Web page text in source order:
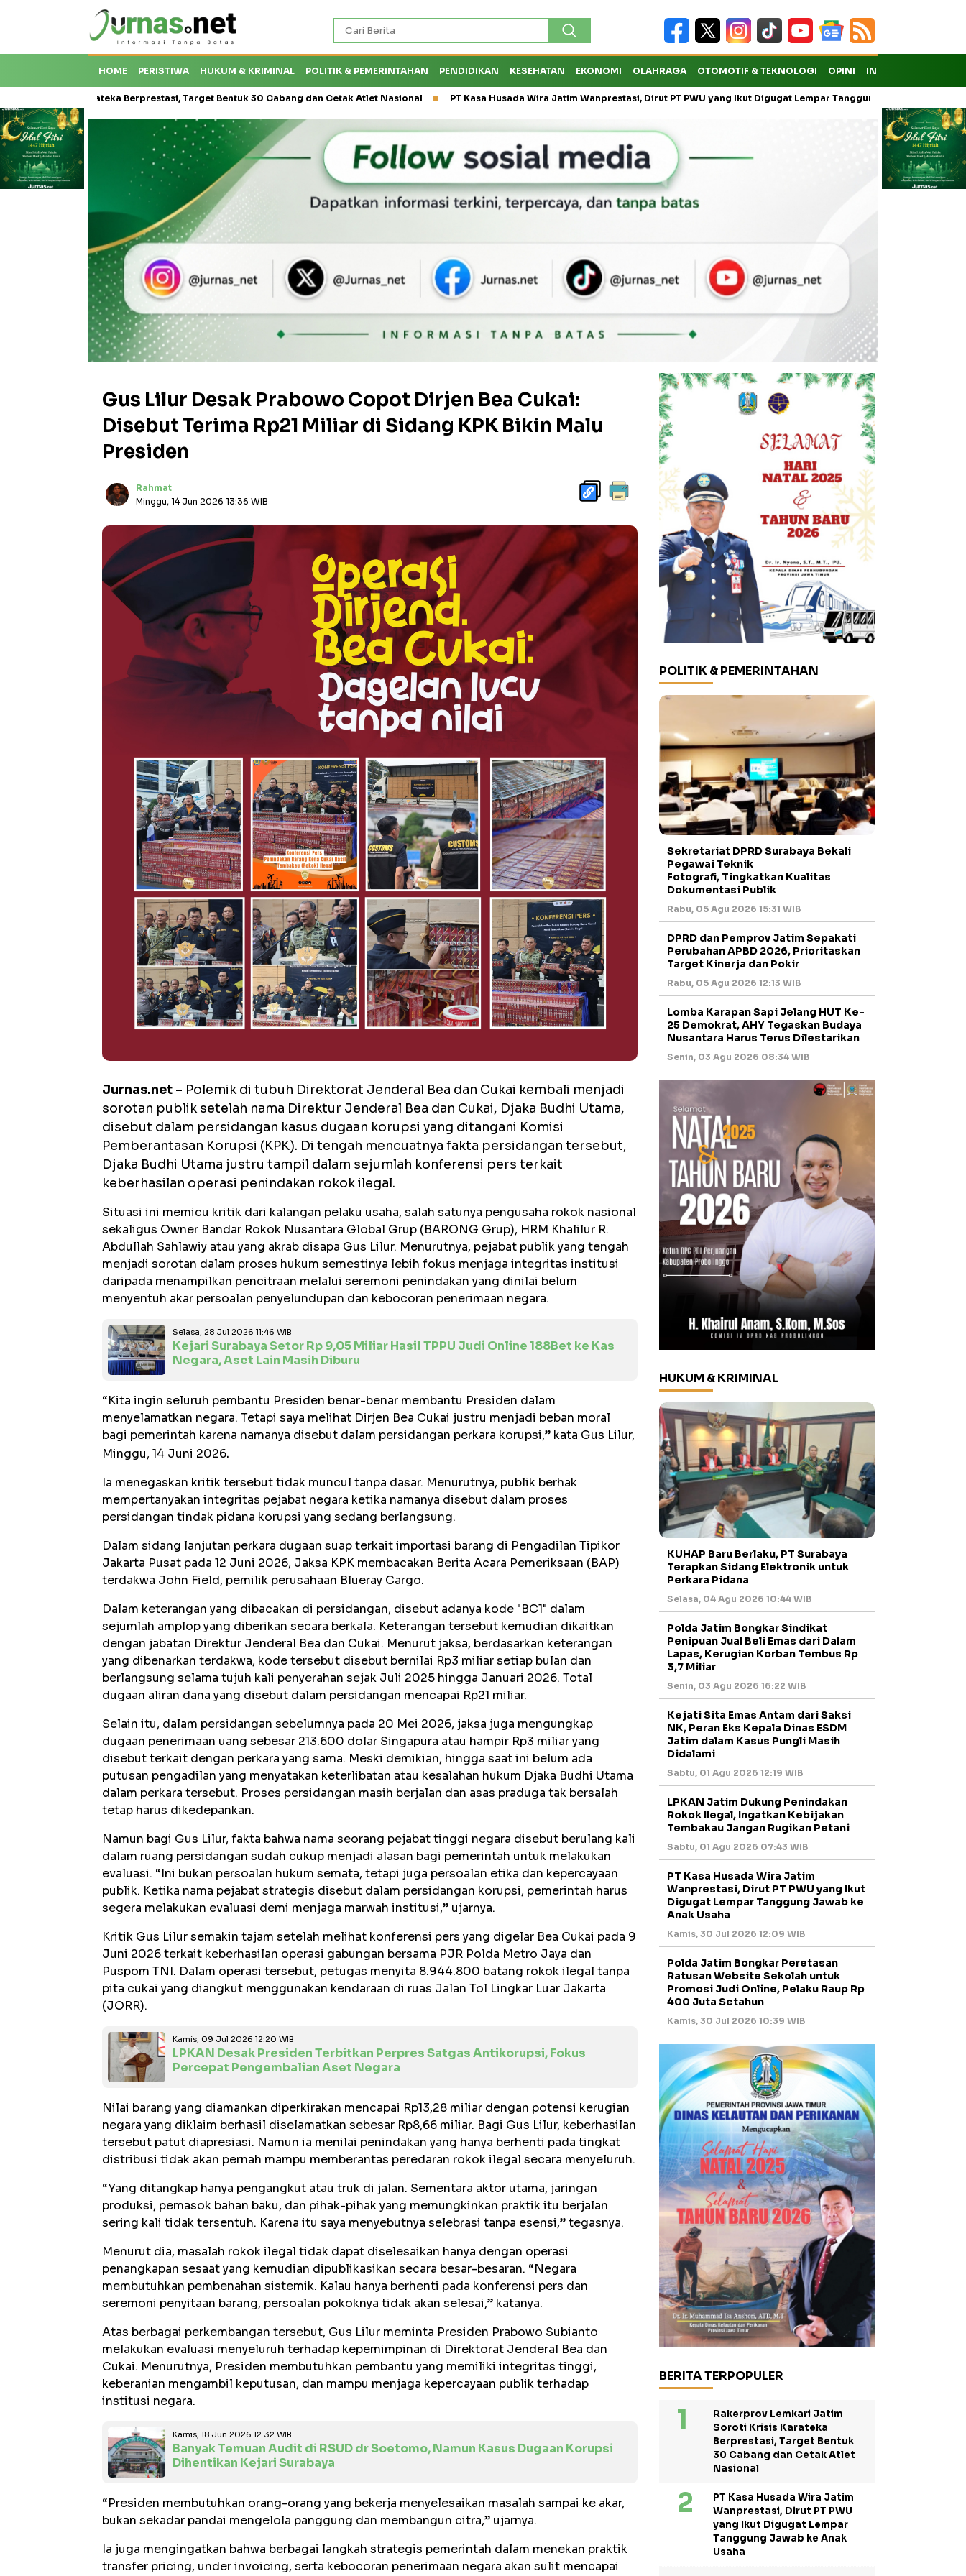
HOME PERISTIWA HUKUM & KRIMINAL POLITIK & PEMERINTAHAN PENDIDIKAN KESEHATAN EKONOMI OLAHRAGA OTOMOTIF & TEKNOLOGI OPINI INDEKS
Karateka Berprestasi, Target Bentuk 30 Cabang dan Cetak Atlet Nasional PT Kasa Husada Wira Jatim Wanprestasi, Dirut PT PWU yang Ikut Digugat Lempar Tanggung Jawab ke Anak Usaha
Gus Lilur Desak Prabowo Copot Dirjen Bea Cukai:
Disebut Terima Rp21 Miliar di Sidang KPK Bikin Malu
Presiden
Rahmat
Minggu, 14 Jun 2026 13:36 WIB
Jurnas.net – Polemik di tubuh Direktorat Jenderal Bea dan Cukai kembali menjadi
sorotan publik setelah nama Direktur Jenderal Bea dan Cukai, Djaka Budhi Utama,
disebut dalam persidangan kasus dugaan korupsi yang ditangani Komisi
Pemberantasan Korupsi (KPK). Di tengah mencuatnya fakta persidangan tersebut,
Djaka Budhi Utama justru tampil dalam sejumlah konferensi pers terkait
keberhasilan operasi penindakan rokok ilegal.
Situasi ini memicu kritik dari kalangan pelaku usaha, salah satunya pengusaha rokok nasional
sekaligus Owner Bandar Rokok Nusantara Global Grup (BARONG Grup), HRM Khalilur R.
Abdullah Sahlawiy atau yang akrab disapa Gus Lilur. Menurutnya, pejabat publik yang tengah
menjadi sorotan dalam proses hukum semestinya lebih fokus menjaga integritas institusi
daripada menampilkan pencitraan melalui seremoni penindakan yang dinilai belum
menyentuh akar persoalan penyelundupan dan kebocoran penerimaan negara.
Selasa, 28 Jul 2026 11:46 WIB
Kejari Surabaya Setor Rp 9,05 Miliar Hasil TPPU Judi Online 188Bet ke Kas
Negara, Aset Lain Masih Diburu
“Kita ingin seluruh pembantu Presiden benar-benar membantu Presiden dalam
menyelamatkan negara. Tetapi saya melihat Dirjen Bea Cukai justru menjadi beban moral
bagi pemerintah karena namanya disebut dalam persidangan perkara korupsi,” kata Gus Lilur,
Minggu, 14 Juni 2026.
Ia menegaskan kritik tersebut tidak muncul tanpa dasar. Menurutnya, publik berhak
mempertanyakan integritas pejabat negara ketika namanya disebut dalam proses
persidangan tindak pidana korupsi yang sedang berlangsung.
Dalam sidang lanjutan perkara dugaan suap terkait importasi barang di Pengadilan Tipikor
Jakarta Pusat pada 12 Juni 2026, Jaksa KPK membacakan Berita Acara Pemeriksaan (BAP)
terdakwa John Field, pemilik perusahaan Blueray Cargo.
Dalam keterangan yang dibacakan di persidangan, disebut adanya kode "BC1" dalam
sejumlah amplop yang diberikan secara berkala. Keterangan tersebut kemudian dikaitkan
dengan jabatan Direktur Jenderal Bea dan Cukai. Menurut jaksa, berdasarkan keterangan
yang dibenarkan terdakwa, kode tersebut disebut bernilai Rp3 miliar setiap bulan dan
berlangsung selama tujuh kali penyerahan sejak Juli 2025 hingga Januari 2026. Total
dugaan aliran dana yang disebut dalam persidangan mencapai Rp21 miliar.
Selain itu, dalam persidangan sebelumnya pada 20 Mei 2026, jaksa juga mengungkap
dugaan penerimaan uang sebesar 213.600 dolar Singapura atau hampir Rp3 miliar yang
disebut terkait dengan perkara yang sama. Meski demikian, hingga saat ini belum ada
putusan pengadilan yang menyatakan keterlibatan atau kesalahan hukum Djaka Budhi Utama
dalam perkara tersebut. Proses persidangan masih berjalan dan asas praduga tak bersalah
tetap harus dikedepankan.
Namun bagi Gus Lilur, fakta bahwa nama seorang pejabat tinggi negara disebut berulang kali
dalam ruang persidangan sudah cukup menjadi alasan bagi pemerintah untuk melakukan
evaluasi. “Ini bukan persoalan hukum semata, tetapi juga persoalan etika dan kepercayaan
publik. Ketika nama pejabat strategis disebut dalam persidangan korupsi, pemerintah harus
segera melakukan evaluasi demi menjaga marwah institusi,” ujarnya.
Kritik Gus Lilur semakin tajam setelah melihat konferensi pers yang digelar Bea Cukai pada 9
Juni 2026 terkait keberhasilan operasi gabungan bersama PJR Polda Metro Jaya dan
Puspom TNI. Dalam operasi tersebut, petugas menyita 8.944.800 batang rokok ilegal tanpa
pita cukai yang diangkut menggunakan kendaraan di ruas Jalan Tol Lingkar Luar Jakarta
(JORR).
Kamis, 09 Jul 2026 12:20 WIB
LPKAN Desak Presiden Terbitkan Perpres Satgas Antikorupsi, Fokus
Percepat Pengembalian Aset Negara
Nilai barang yang diamankan diperkirakan mencapai Rp13,28 miliar dengan potensi kerugian
negara yang diklaim berhasil diselamatkan sebesar Rp8,66 miliar. Bagi Gus Lilur, keberhasilan
tersebut patut diapresiasi. Namun ia menilai penindakan yang hanya berhenti pada tingkat
distribusi tidak akan pernah mampu memberantas peredaran rokok ilegal secara menyeluruh.
“Yang ditangkap hanya pengangkut atau truk di jalan. Sementara aktor utama, jaringan
produksi, pemasok bahan baku, dan pihak-pihak yang memungkinkan praktik itu berjalan
sering kali tidak tersentuh. Karena itu saya menyebutnya selebrasi tanpa esensi,” tegasnya.
Menurut dia, masalah rokok ilegal tidak dapat diselesaikan hanya dengan operasi
penangkapan sesaat yang kemudian dipublikasikan secara besar-besaran. “Negara
membutuhkan pembenahan sistemik. Kalau hanya berhenti pada konferensi pers dan
seremoni penyitaan barang, persoalan pokoknya tidak akan selesai,” katanya.
Atas berbagai perkembangan tersebut, Gus Lilur meminta Presiden Prabowo Subianto
melakukan evaluasi menyeluruh terhadap kepemimpinan di Direktorat Jenderal Bea dan
Cukai. Menurutnya, Presiden membutuhkan pembantu yang memiliki integritas tinggi,
keberanian mengambil keputusan, dan mampu menjaga kepercayaan publik terhadap
institusi negara.
Kamis, 18 Jun 2026 12:32 WIB
Banyak Temuan Audit di RSUD dr Soetomo, Namun Kasus Dugaan Korupsi
Dihentikan Kejari Surabaya
“Presiden membutuhkan orang-orang yang bekerja menyelesaikan masalah sampai ke akar,
bukan sekadar pandai mengelola panggung dan membangun citra,” ujarnya.
Ia juga mengingatkan bahwa berbagai langkah strategis pemerintah dalam menekan praktik
transfer pricing, under invoicing, serta kebocoran penerimaan negara akan sulit mencapai
POLITIK & PEMERINTAHAN
Sekretariat DPRD Surabaya Bekali
Pegawai Teknik
Fotografi, Tingkatkan Kualitas
Dokumentasi Publik
Rabu, 05 Agu 2026 15:31 WIB
DPRD dan Pemprov Jatim Sepakati
Perubahan APBD 2026, Prioritaskan
Target Kinerja dan Pokir
Rabu, 05 Agu 2026 12:13 WIB
Lomba Karapan Sapi Jelang HUT Ke-
25 Demokrat, AHY Tegaskan Budaya
Nusantara Harus Terus Dilestarikan
Senin, 03 Agu 2026 08:34 WIB
HUKUM & KRIMINAL
KUHAP Baru Berlaku, PT Surabaya
Terapkan Sidang Elektronik untuk
Perkara Pidana
Selasa, 04 Agu 2026 10:44 WIB
Polda Jatim Bongkar Sindikat
Penipuan Jual Beli Emas dari Dalam
Lapas, Kerugian Korban Tembus Rp
3,7 Miliar
Senin, 03 Agu 2026 16:22 WIB
Kejati Sita Emas Antam dari Saksi
NK, Peran Eks Kepala Dinas ESDM
Jatim dalam Kasus Pungli Masih
Didalami
Sabtu, 01 Agu 2026 12:19 WIB
LPKAN Jatim Dukung Penindakan
Rokok Ilegal, Ingatkan Kebijakan
Tembakau Jangan Rugikan Petani
Sabtu, 01 Agu 2026 07:43 WIB
PT Kasa Husada Wira Jatim
Wanprestasi, Dirut PT PWU yang Ikut
Digugat Lempar Tanggung Jawab ke
Anak Usaha
Kamis, 30 Jul 2026 12:09 WIB
Polda Jatim Bongkar Peretasan
Ratusan Website Sekolah untuk
Promosi Judi Online, Pelaku Raup Rp
400 Juta Setahun
Kamis, 30 Jul 2026 10:39 WIB
BERITA TERPOPULER
Rakerprov Lemkari Jatim
Soroti Krisis Karateka
Berprestasi, Target Bentuk
30 Cabang dan Cetak Atlet
Nasional
PT Kasa Husada Wira Jatim
Wanprestasi, Dirut PT PWU
yang Ikut Digugat Lempar
Tanggung Jawab ke Anak
Usaha